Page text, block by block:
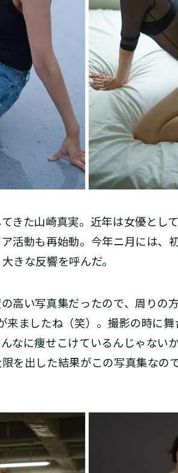
きた山崎真実。近年は女優とし
活動も再始動。今年ニ月には、
きな反響を呼んだ。
の高い写真集だったので、周り
ましたね（笑）。撮影の時に
なに痩せこけているんじゃない
を出した結果がこの写真集なの